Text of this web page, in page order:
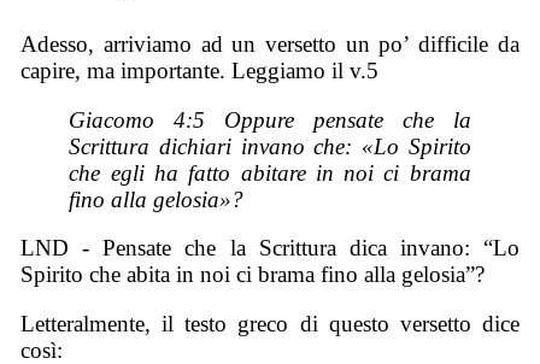
Adesso, arriviamo ad un versetto un po’ difficile da
capire, ma importante. Leggiamo il v.5
Giacomo 4:5 Oppure pensate che la
Scrittura dichiari invano che: «Lo Spirito
che egli ha fatto abitare in noi ci brama
fino alla gelosia»?
LND - Pensate che la Scrittura dica invano: “Lo
Spirito che abita in noi ci brama fino alla gelosia”?
Letteralmente, il testo greco di questo versetto dice
così: